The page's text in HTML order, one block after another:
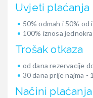
Uvjeti plaćanja
50% odmah i 50% od
100% iznosa
Trošak otkaza
od dana rezervacije
30 dana prije najma -
Načini plaćanja